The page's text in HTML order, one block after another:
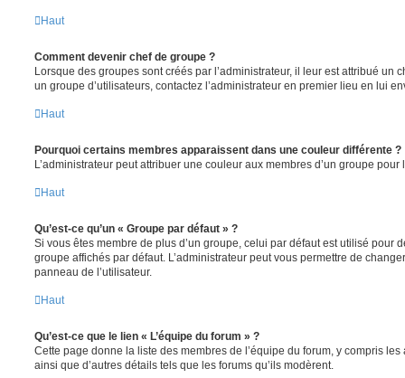
Haut
Comment devenir chef de groupe ?
Lorsque des groupes sont créés par l’administrateur, il leur est attribué un
un groupe d’utilisateurs, contactez l’administrateur en premier lieu en lui
Haut
Pourquoi certains membres apparaissent dans une couleur différente ?
L’administrateur peut attribuer une couleur aux membres d’un groupe
Haut
Qu’est-ce qu’un « Groupe par défaut » ?
Si vous êtes membre de plus d’un groupe, celui par défaut est utilisé pour
groupe affichés par défaut. L’administrateur peut vous permettre de
panneau de l’utilisateur.
Haut
Qu’est-ce que le lien « L’équipe du forum » ?
Cette page donne la liste des membres de l’équipe du forum, y compris
ainsi que d’autres détails tels que les forums qu’ils modèrent.